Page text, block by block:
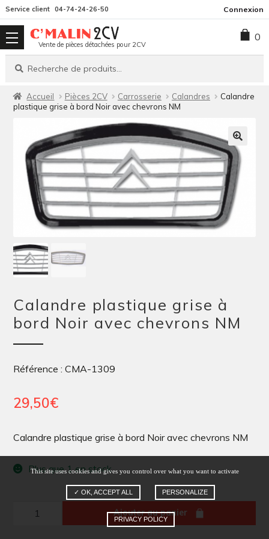
la
navigation
contenu
Service client 04-74-24-26-50 Connexion
Vente de pièces détachées pour 2CV
Recherche
Recherche
0
Accueil Pièces 2CV Carrosserie Calandres
Calandre
plastique grise à bord Noir avec chevrons NM
Calandre plastique grise à
bord Noir avec chevrons NM
Référence : CMA-1309
29,50€
Calandre plastique grise à bord Noir avec chevrons NM
Plus que 1 en stock
quantité
Ajouter au panier
This site uses cookies and gives you control over what you want to activate
✓ OK, ACCEPT ALL PERSONALIZE
PRIVACY POLICY